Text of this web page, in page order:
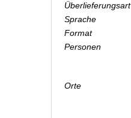
Überlieferungsart
Sprache
Format
Personen
Orte